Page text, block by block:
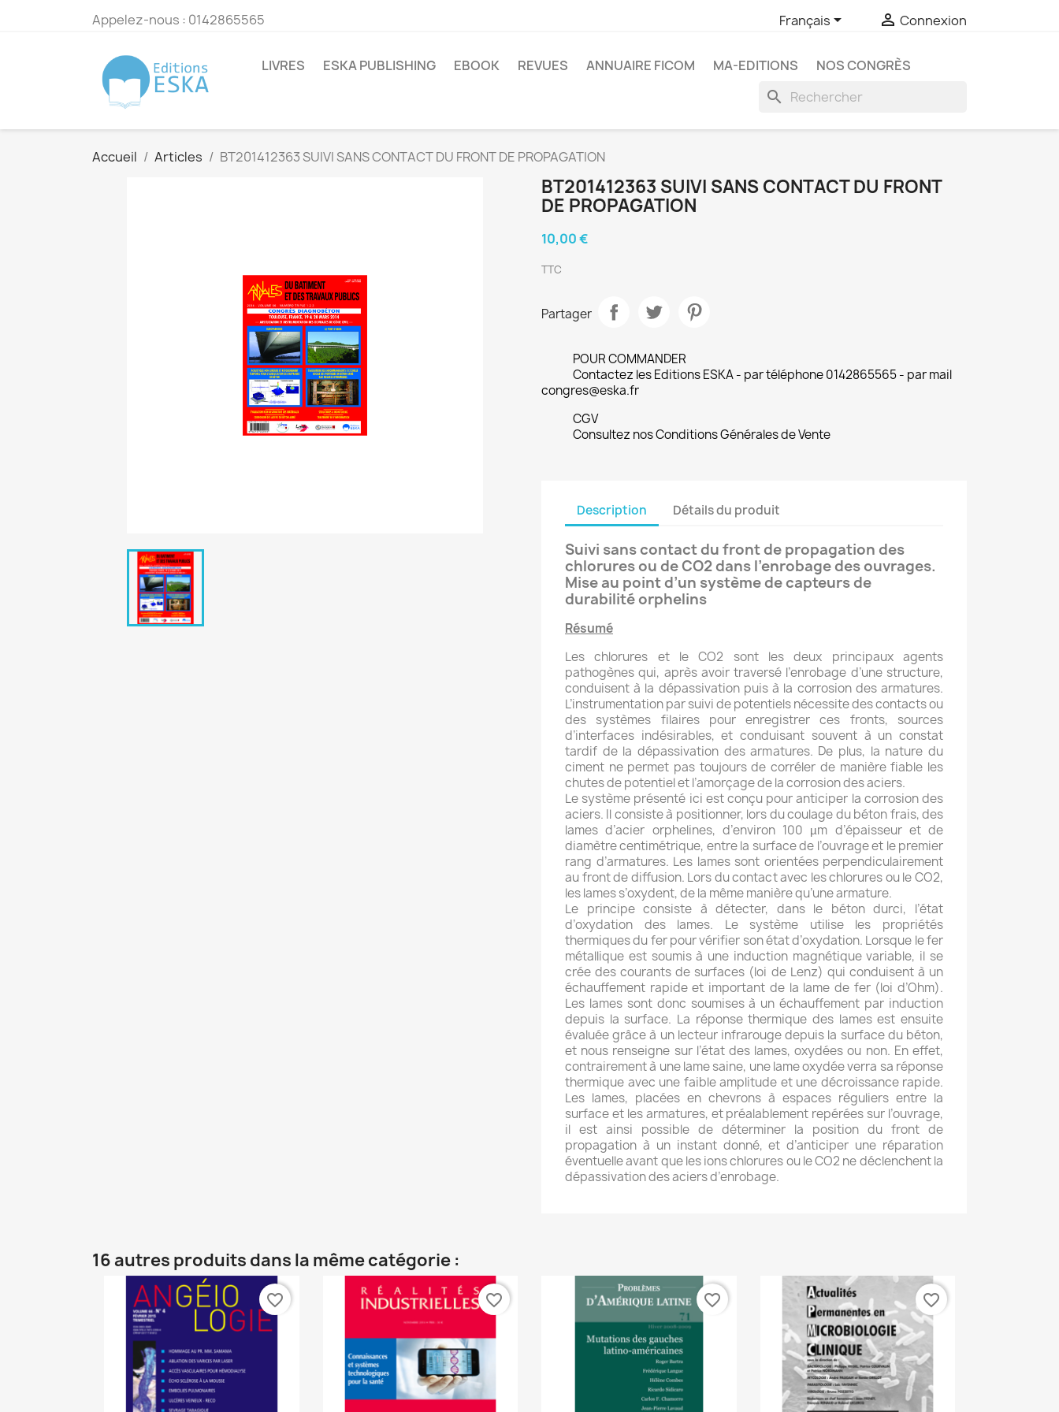
Appelez-nous : 0142865565 Français  Connexion
LIVRES ESKA PUBLISHING EBOOK REVUES ANNUAIRE FICOM MA-EDITIONS NOS CONGRÈS
search
Accueil Articles BT201412363 SUIVI SANS CONTACT DU FRONT DE PROPAGATION
BT201412363 SUIVI SANS CONTACT DU FRONT
DE PROPAGATION
10,00 €
TTC
Partager
POUR COMMANDER
Contactez les Editions ESKA - par téléphone 0142865565 - par mail
congres@eska.fr
CGV
Consultez nos Conditions Générales de Vente
Description Détails du produit
Suivi sans contact du front de propagation des
chlorures ou de CO2 dans l’enrobage des ouvrages.
Mise au point d’un système de capteurs de
durabilité orphelins
Résumé
Les chlorures et le CO2 sont les deux principaux agents
pathogènes qui, après avoir traversé l’enrobage d’une structure,
conduisent à la dépassivation puis à la corrosion des armatures.
L’instrumentation par suivi de potentiels nécessite des contacts ou
des systèmes filaires pour enregistrer ces fronts, sources
d’interfaces indésirables, et conduisant souvent à un constat
tardif de la dépassivation des armatures. De plus, la nature du
ciment ne permet pas toujours de corréler de manière fiable les
chutes de potentiel et l’amorçage de la corrosion des aciers.
Le système présenté ici est conçu pour anticiper la corrosion des
aciers. Il consiste à positionner, lors du coulage du béton frais, des
lames d’acier orphelines, d’environ 100 µm d’épaisseur et de
diamètre centimétrique, entre la surface de l’ouvrage et le premier
rang d’armatures. Les lames sont orientées perpendiculairement
au front de diffusion. Lors du contact avec les chlorures ou le CO2,
les lames s’oxydent, de la même manière qu’une armature.
Le principe consiste à détecter, dans le béton durci, l’état
d’oxydation des lames. Le système utilise les propriétés
thermiques du fer pour vérifier son état d’oxydation. Lorsque le fer
métallique est soumis à une induction magnétique variable, il se
crée des courants de surfaces (loi de Lenz) qui conduisent à un
échauffement rapide et important de la lame de fer (loi d’Ohm).
Les lames sont donc soumises à un échauffement par induction
depuis la surface. La réponse thermique des lames est ensuite
évaluée grâce à un lecteur infrarouge depuis la surface du béton,
et nous renseigne sur l’état des lames, oxydées ou non. En effet,
contrairement à une lame saine, une lame oxydée verra sa réponse
thermique avec une faible amplitude et une décroissance rapide.
Les lames, placées en chevrons à espaces réguliers entre la
surface et les armatures, et préalablement repérées sur l’ouvrage,
il est ainsi possible de déterminer la position du front de
propagation à un instant donné, et d’anticiper une réparation
éventuelle avant que les ions chlorures ou le CO2 ne déclenchent la
dépassivation des aciers d’enrobage.
16 autres produits dans la même catégorie :
favorite_border favorite_border favorite_border favorite_border